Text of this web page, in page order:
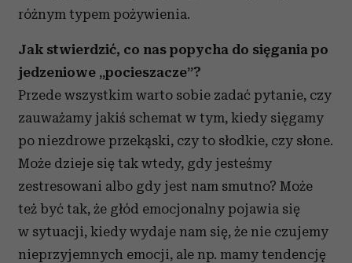
różnym typem pożywienia.
Jak stwierdzić, co nas popycha do sięgania po
jedzeniowe „pocieszacze”?
Przede wszystkim warto sobie zadać pytanie, czy
zauważamy jakiś schemat w tym, kiedy sięgamy
po niezdrowe przekąski, czy to słodkie, czy słone.
Może dzieje się tak wtedy, gdy jesteśmy
zestresowani albo gdy jest nam smutno? Może
też być tak, że głód emocjonalny pojawia się
w sytuacji, kiedy wydaje nam się, że nie czujemy
nieprzyjemnych emocji, ale np. mamy tendencję